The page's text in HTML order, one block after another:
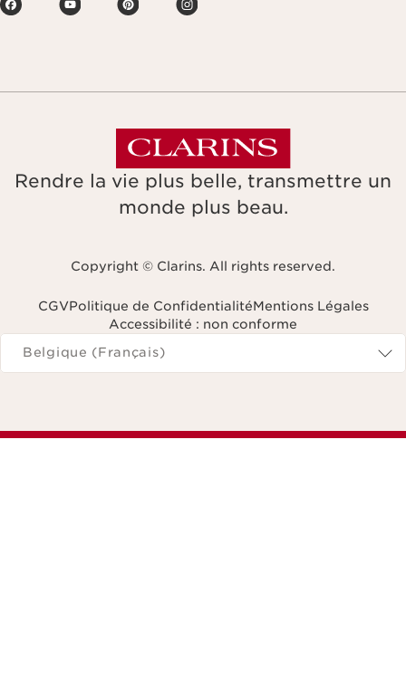
Rendre la vie plus belle, transmettre un
monde plus beau.
Copyright © Clarins. All rights reserved.
CGVPolitique de ConfidentialitéMentions Légales
Accessibilité : non conforme
Naviguer vers
Belgique (Français)